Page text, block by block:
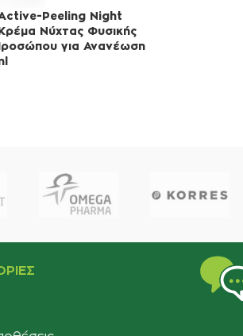
Peeling Night
Νύχτας Φυσικής
για Ανανέωση
ΚΑΛΆΘΙ